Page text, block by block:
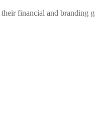
financial and branding